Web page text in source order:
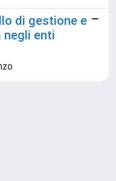
di gestione e
negli enti